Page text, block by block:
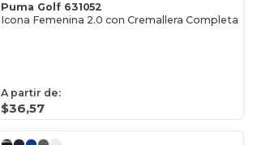
Puma Golf 631052
Icona Femenina 2.0 con Cremallera Completa
A partir de:
$36,57